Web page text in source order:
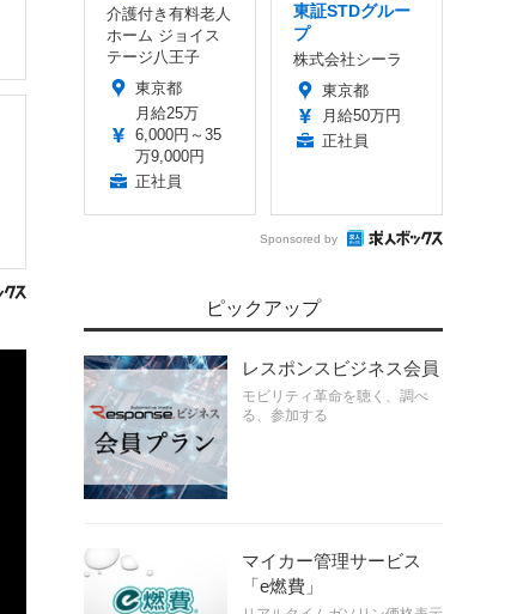
介護付き有料老人
ホーム ジョイス
テージ八王子
東京都
月給25万
6,000円～35
万9,000円
正社員
東証STDグルー
プ
株式会社シーラ
東京都
月給50万円
正社員
Sponsored by
ピックアップ
レスポンスビジネス会員
モビリティ革命を聴く、調べ
る、参加する
マイカー管理サービス
「e燃費」